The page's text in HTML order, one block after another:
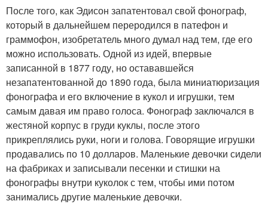
После того, как Эдисон запатентовал свой фонограф,
который в дальнейшем переродился в патефон и
граммофон, изобретатель много думал над тем, где его
можно использовать. Одной из идей, впервые
записанной в 1877 году, но остававшейся
незапатентованной до 1890 года, была миниатюризация
фонографа и его включение в кукол и игрушки, тем
самым давая им право голоса. Фонограф заключался в
жестяной корпус в груди куклы, после этого
прикреплялись руки, ноги и голова. Говорящие игрушки
продавались по 10 долларов. Маленькие девочки сидели
на фабриках и записывали песенки и стишки на
фонографы внутри куколок с тем, чтобы ими потом
занимались другие маленькие девочки.